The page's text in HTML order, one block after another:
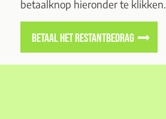
betaalknop hieronder te klikken.
BETAAL HET RESTANTBEDRAG